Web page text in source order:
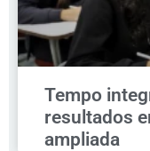
Tempo
resultados
ampliada